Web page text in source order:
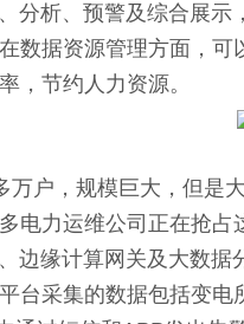
析、预警及综合展示
数据资源管理方面，
，节约人力资源。
，规模巨大，但是
电力运维公司正在抢占
缘计算网关及大数据
台采集的数据包括变